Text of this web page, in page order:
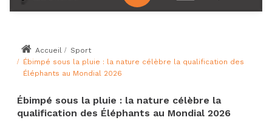
Accueil
Sport
Ébimpé sous la pluie : la nature célèbre la qualification des
Éléphants au Mondial 2026
Ébimpé sous la pluie : la nature célèbre la
qualification des Éléphants au Mondial 2026